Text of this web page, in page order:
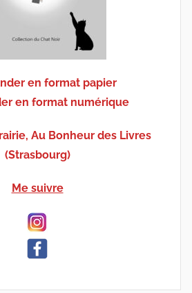
en format papier
en format numérique
Au Bonheur des Livres
(Strasbourg)
Me suivre